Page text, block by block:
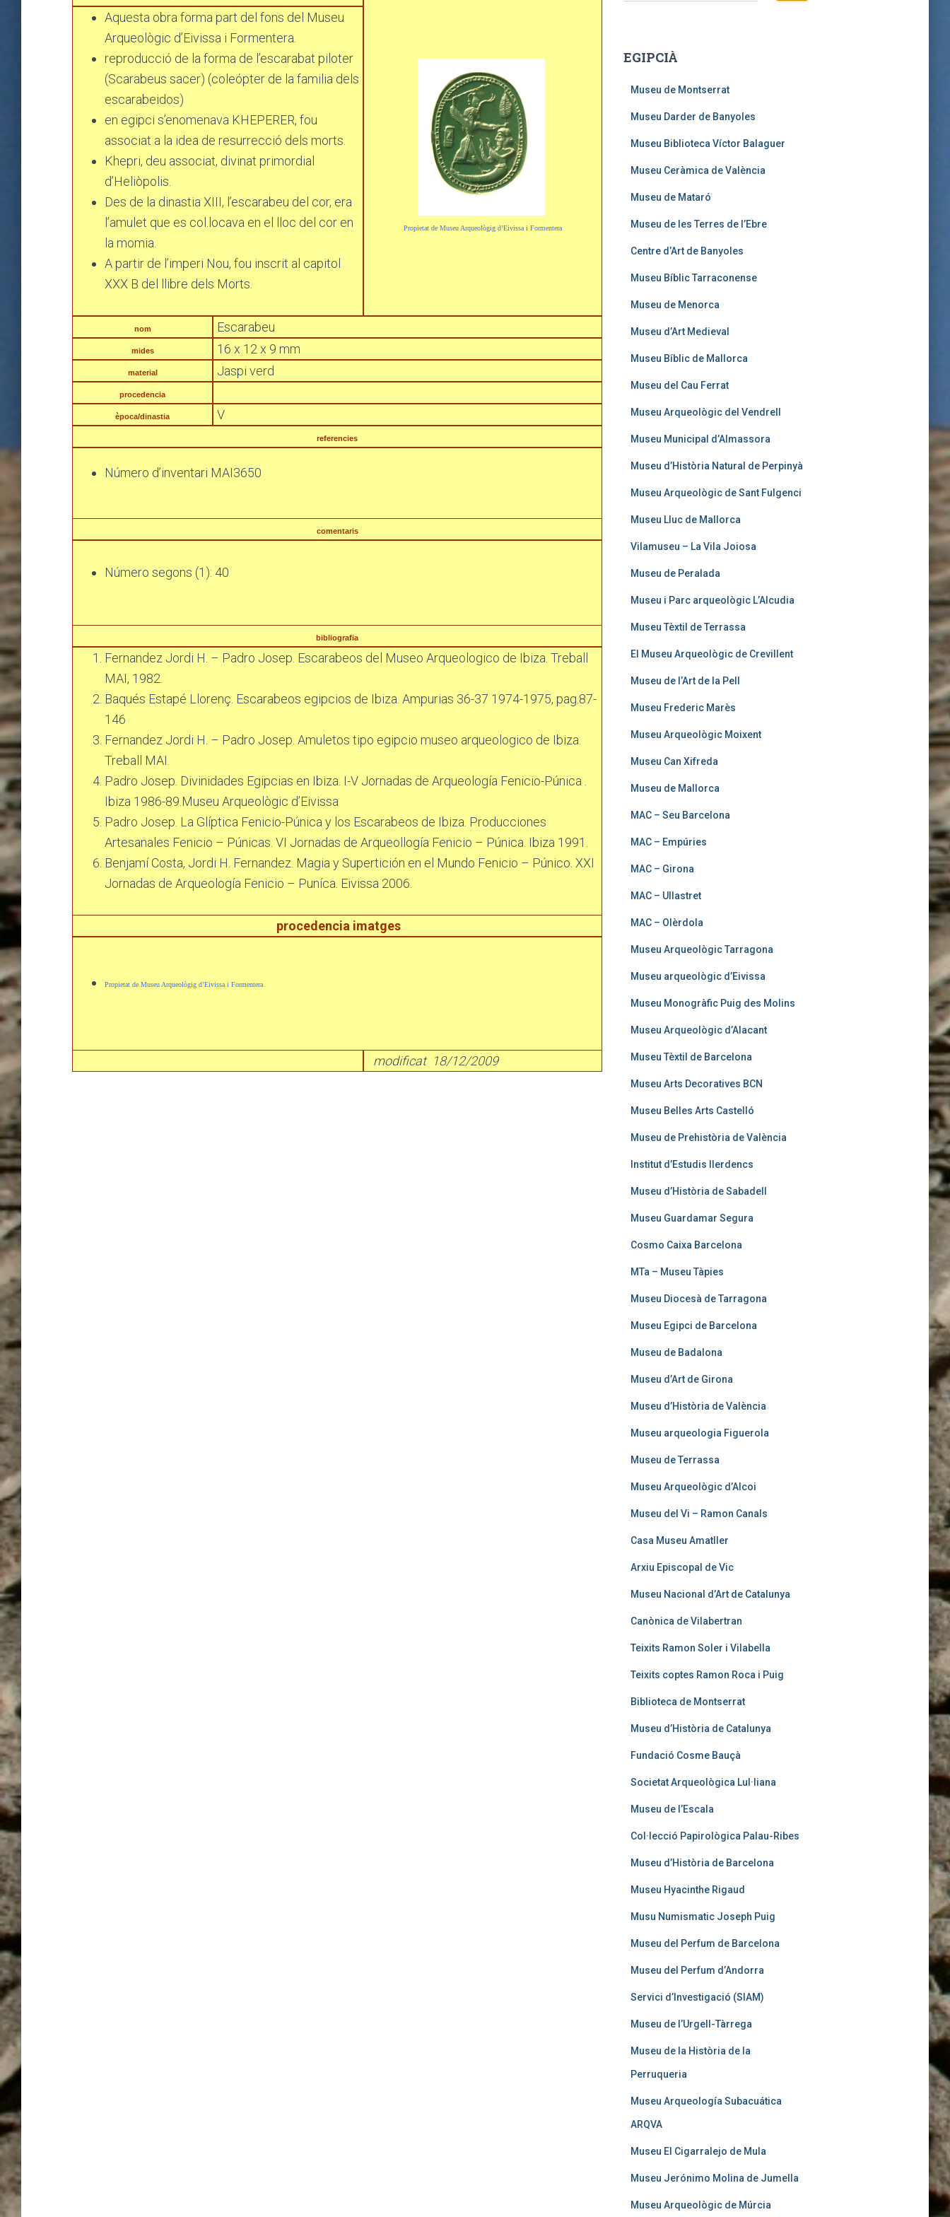
Propietat de Museu Arqueològig d’Eivissa i Formentera
Aquesta obra forma part del fons del Museu
Arqueològic d’Eivissa i Formentera.
reproducció de la forma de l’escarabat piloter
(Scarabeus sacer) (coleópter de la familia dels
escarabeidos)
en egipci s’enomenava KHEPERER, fou
associat a la idea de resurrecció dels morts.
Khepri, deu associat, divinat primordial
d’Heliòpolis.
Des de la dinastia XIII, l’escarabeu del cor, era
l’amulet que es col.locava en el lloc del cor en
la momia.
A partir de l’imperi Nou, fou inscrit al capitol
XXX B del llibre dels Morts.
nom Escarabeu
mides 16 x 12 x 9 mm
material Jaspi verd
procedencia
època/dinastia V
referencies
Número d’inventari MAI3650
comentaris
Número segons (1): 40
bibliografia
Fernandez Jordi H. – Padro Josep. Escarabeos del Museo Arqueologico de Ibiza. Treball
MAI, 1982.
Baqués Estapé Llorenç. Escarabeos egipcios de Ibiza. Ampurias 36-37 1974-1975, pag.87-
146
Fernandez Jordi H. – Padro Josep. Amuletos tipo egipcio museo arqueologico de Ibiza.
Treball MAI.
Padro Josep. Divinidades Egipcias en Ibiza. I-V Jornadas de Arqueología Fenicio-Púnica .
Ibiza 1986-89.Museu Arqueològic d’Eivissa
Padro Josep. La Glíptica Fenicio-Púnica y los Escarabeos de Ibiza. Producciones
Artesanales Fenicio – Púnicas. VI Jornadas de Arqueollogía Fenicio – Púnica. Ibiza 1991.
Benjamí Costa, Jordi H. Fernandez. Magia y Supertición en el Mundo Fenicio – Púnico. XXI
Jornadas de Arqueología Fenicio – Puníca. Eivissa 2006.
procedencia imatges
Propietat de Museu Arqueològig d’Eivissa i Formentera
modificat 18/12/2009
:EGIPCIÀ
Museu de Montserrat
Museu Darder de Banyoles
Museu Biblioteca Víctor Balaguer
Museu Ceràmica de València
Museu de Mataró
Museu de les Terres de l’Ebre
Centre d’Art de Banyoles
Museu Bíblic Tarraconense
Museu de Menorca
Museu d’Art Medieval
Museu Bíblic de Mallorca
Museu del Cau Ferrat
Museu Arqueològic del Vendrell
Museu Municipal d’Almassora
Museu d’Història Natural de Perpinyà
Museu Arqueològic de Sant Fulgenci
Museu Lluc de Mallorca
Vilamuseu – La Vila Joiosa
Museu de Peralada
Museu i Parc arqueològic L’Alcudia
Museu Tèxtil de Terrassa
El Museu Arqueològic de Crevillent
Museu de l’Art de la Pell
Museu Frederic Marès
Museu Arqueològic Moixent
Museu Can Xifreda
Museu de Mallorca
MAC – Seu Barcelona
MAC – Empúries
MAC – Girona
MAC – Ullastret
MAC – Olèrdola
Museu Arqueològic Tarragona
Museu arqueològic d’Eivissa
Museu Monogràfic Puig des Molins
Museu Arqueològic d’Alacant
Museu Tèxtil de Barcelona
Museu Arts Decoratives BCN
Museu Belles Arts Castelló
Museu de Prehistòria de València
Institut d’Estudis Ilerdencs
Museu d’Història de Sabadell
Museu Guardamar Segura
Cosmo Caixa Barcelona
MTa – Museu Tàpies
Museu Diocesà de Tarragona
Museu Egipci de Barcelona
Museu de Badalona
Museu d’Art de Girona
Museu d’Història de València
Museu arqueologia Figuerola
Museu de Terrassa
Museu Arqueològic d’Alcoi
Museu del Vi – Ramon Canals
Casa Museu Amatller
Arxiu Episcopal de Vic
Museu Nacional d’Art de Catalunya
Canònica de Vilabertran
Teixits Ramon Soler i Vilabella
Teixits coptes Ramon Roca i Puig
Biblioteca de Montserrat
Museu d’Història de Catalunya
Fundació Cosme Bauçà
Societat Arqueològica Lul·liana
Museu de l’Escala
Col·lecció Papirològica Palau-Ribes
Museu d’Història de Barcelona
Museu Hyacinthe Rigaud
Musu Numismatic Joseph Puig
Museu del Perfum de Barcelona
Museu del Perfum d’Andorra
Servici d’Investigació (SIAM)
Museu de l’Urgell-Tàrrega
Museu de la Història de la
Perruqueria
Museu Arqueología Subacuática
ARQVA
Museu El Cigarralejo de Mula
Museu Jerónimo Molina de Jumella
Museu Arqueològic de Múrcia